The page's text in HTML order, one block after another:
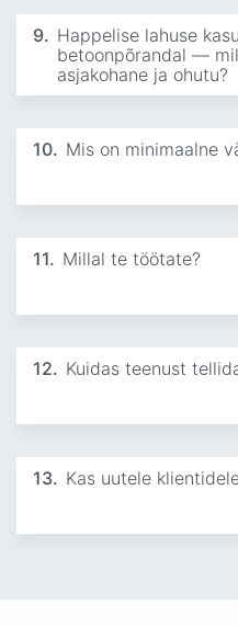
9. Happelise lahuse
betoonpõrandal —
asjakohane ja ohutu?
10. Mis on minimaalne
11. Millal te töötate?
12. Kuidas teenust
13. Kas uutele